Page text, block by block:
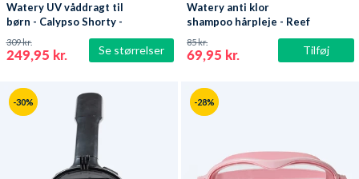
Se størrelser
Watery UV våddragt til
børn - Calypso Shorty -
Mørkeblå
249,95 kr.
309 kr.
Tilføj
Watery anti klor
shampoo hårpleje - Reef
69,95 kr.
85 kr.
-30% -28%